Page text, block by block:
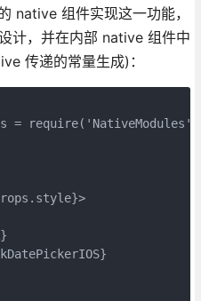
native 组件实现这一功能，
计，并在内部 native 组件中
传递的常量生成)：
=